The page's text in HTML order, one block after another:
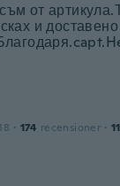
от
и
· 174 recensioner · 11